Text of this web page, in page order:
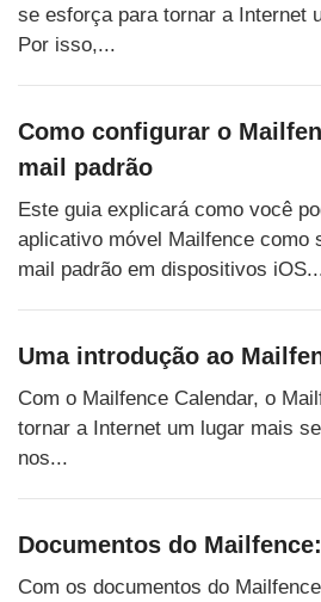
se esforça para tornar a Internet
Por isso,...
Como configurar o
mail padrão
Este guia explicará como você
aplicativo móvel Mailfence como
mail padrão em dispositivos
Uma introdução ao
Com o Mailfence Calendar, o
tornar a Internet um lugar mais
nos...
Documentos do
Com os documentos do